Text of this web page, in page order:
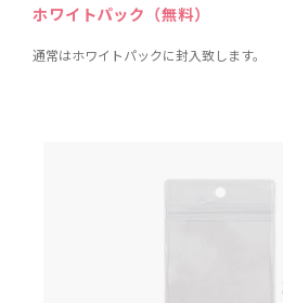
ホワイトパック（無料）
通常はホワイトパックに封入致します。